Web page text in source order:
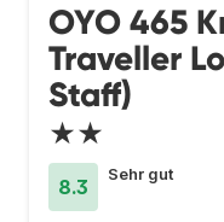
OYO 465
Traveller
Staff)
★★
8.3
Sehr gut